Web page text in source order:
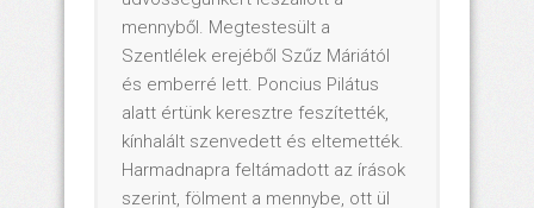
mennyből. Megtestesült a
Szentlélek erejéből Szűz Máriától
és emberré lett. Poncius Pilátus
alatt értünk keresztre feszítették,
kínhalált szenvedett és eltemették.
Harmadnapra feltámadott az írások
szerint, fölment a mennybe, ott ül